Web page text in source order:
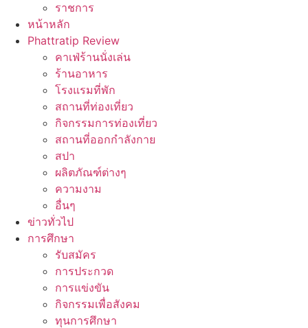
ราชการ
หน้าหลัก
Phattratip Review
คาเฟ่ร้านนั่งเล่น
ร้านอาหาร
โรงแรมที่พัก
สถานที่ท่องเที่ยว
กิจกรรมการท่องเที่ยว
สถานที่ออกกำลังกาย
สปา
ผลิตภัณฑ์ต่างๆ
ความงาม
อื่นๆ
ข่าวทั่วไป
การศึกษา
รับสมัคร
การประกวด
การแข่งขัน
กิจกรรมเพื่อสังคม
ทุนการศึกษา